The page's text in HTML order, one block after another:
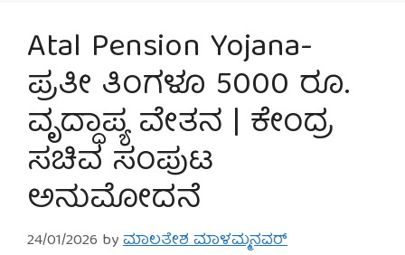
Atal Pension Yojana-
ಪ್ರತೀ ತಿಂಗಳೂ 5000 ರೂ.
ವೃದ್ಧಾಪ್ಯ ವೇತನ | ಕೇಂದ್ರ
ಸಚಿವ ಸಂಪುಟ
ಅನುಮೋದನೆ
24/01/2026 byಮಾಲತೇಶ ಮಾಳಮ್ಮನವರ್